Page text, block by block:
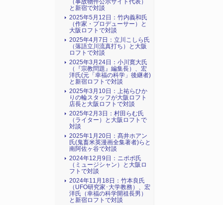
（事故物件公示サイト代表）
と新宿で対談
2025年5月12日：竹内義和氏
（作家・プロデューサー）と
大阪ロフトで対談
2025年4月7日：立川こしら氏
（落語立川流真打ち）と大阪
ロフトで対談
2025年3月24日：小川寛大氏
（『宗教問題』編集長）、宏
洋氏(元「幸福の科学」後継者)
と新宿ロフトで対談
2025年3月10日：上祐らひか
りの輪スタッフが大阪ロフト
店長と大阪ロフトで対談
2025年2月3日：村田らむ氏
（ライター）と大阪ロフトで
対談
2025年1月20日：髙井ホアン
氏(鬼畜米英漫画全集著者)らと
南阿佐ヶ谷で対談
2024年12月9日：ニポポ氏
（ミュージシャン）と大阪ロ
フトで対談
2024年11月18日：竹本良氏
（UFO研究家･大学教務）、宏
洋氏（幸福の科学開祖長男）
と新宿ロフトで対談